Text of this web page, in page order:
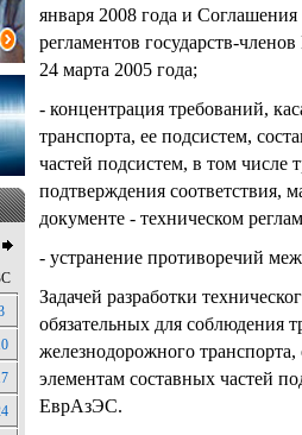
января 2008 года и
регламентов государств-
24 марта 2005 года;
- концентрация требований,
транспорта, ее подсистем,
частей подсистем, в том числе
подтверждения соответствия,
документе - техническом
- устранение противоречий
Задачей разработки
обязательных для соблюдения
железнодорожного
элементам составных частей
ЕврАзЭС.